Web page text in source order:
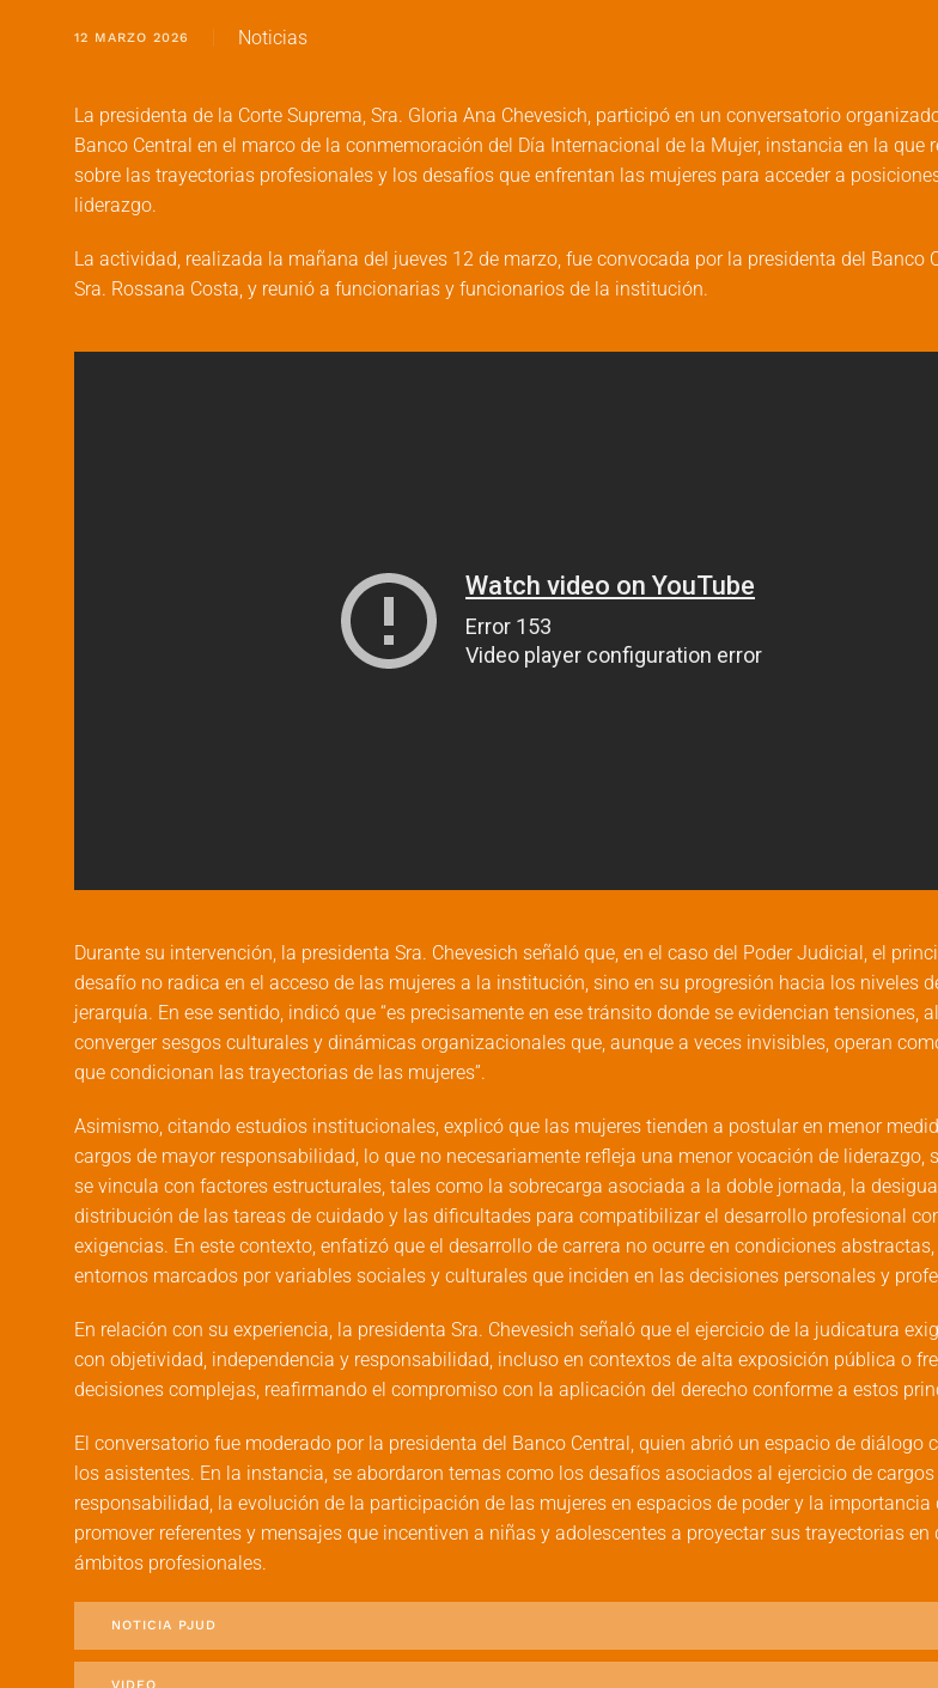
12 MARZO 2026 Noticias
La presidenta de la Corte Suprema, Sra. Gloria Ana Chevesich, participó en un conversatorio
Banco Central en el marco de la conmemoración del Día Internacional de la Mujer, instancia en la que
sobre las trayectorias profesionales y los desafíos que enfrentan las mujeres para acceder a
liderazgo.
La actividad, realizada la mañana del jueves 12 de marzo, fue convocada por la presidenta del Banco
Sra. Rossana Costa, y reunió a funcionarias y funcionarios de la institución.
Durante su intervención, la presidenta Sra. Chevesich señaló que, en el caso del Poder Judicial, el
desafío no radica en el acceso de las mujeres a la institución, sino en su progresión hacia los niveles
jerarquía. En ese sentido, indicó que “es precisamente en ese tránsito donde se evidencian tensiones, al
converger sesgos culturales y dinámicas organizacionales que, aunque a veces invisibles, operan
que condicionan las trayectorias de las mujeres”.
Asimismo, citando estudios institucionales, explicó que las mujeres tienden a postular en menor
cargos de mayor responsabilidad, lo que no necesariamente refleja una menor vocación de liderazgo,
se vincula con factores estructurales, tales como la sobrecarga asociada a la doble jornada, la
distribución de las tareas de cuidado y las dificultades para compatibilizar el desarrollo profesional
exigencias. En este contexto, enfatizó que el desarrollo de carrera no ocurre en condiciones
entornos marcados por variables sociales y culturales que inciden en las decisiones personales y
En relación con su experiencia, la presidenta Sra. Chevesich señaló que el ejercicio de la judicatura
con objetividad, independencia y responsabilidad, incluso en contextos de alta exposición pública o
decisiones complejas, reafirmando el compromiso con la aplicación del derecho conforme a estos
El conversatorio fue moderado por la presidenta del Banco Central, quien abrió un espacio de diálogo
los asistentes. En la instancia, se abordaron temas como los desafíos asociados al ejercicio de
responsabilidad, la evolución de la participación de las mujeres en espacios de poder y la importancia
promover referentes y mensajes que incentiven a niñas y adolescentes a proyectar sus trayectorias
ámbitos profesionales.
NOTICIA PJUD